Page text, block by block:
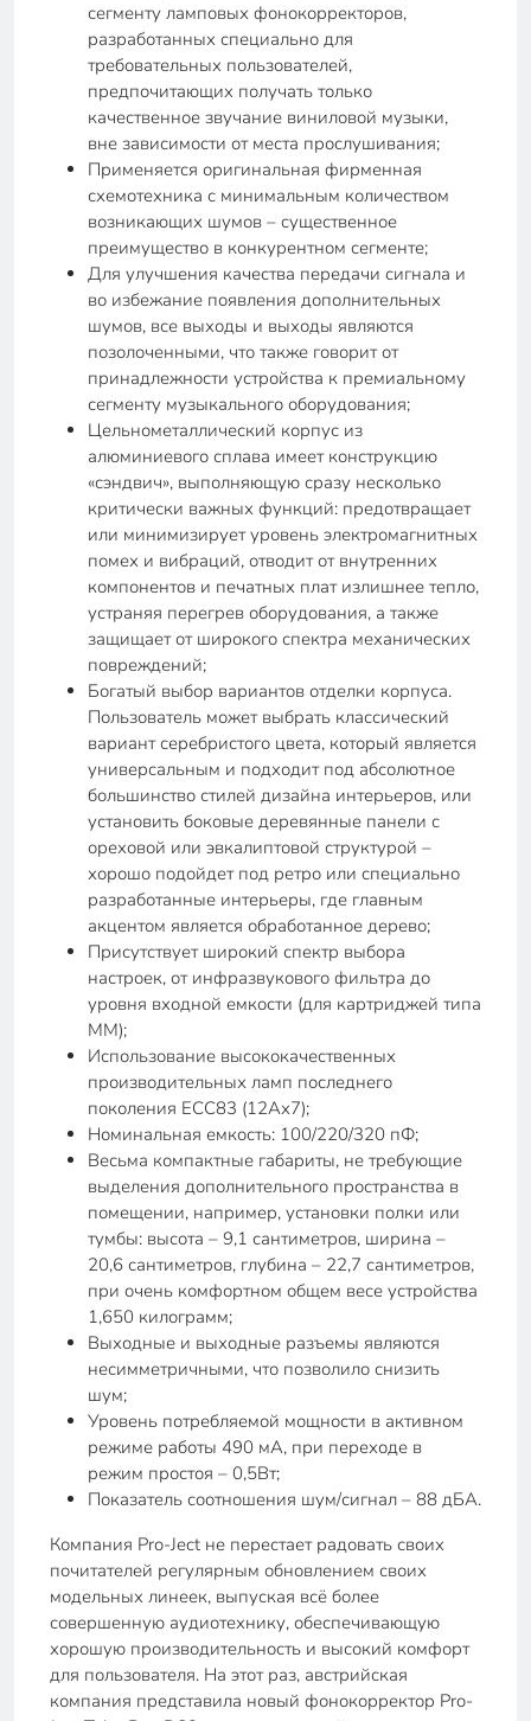
сегменту ламповых фонокорректоров,
разработанных специально для
требовательных пользователей,
предпочитающих получать только
качественное звучание виниловой музыки,
вне зависимости от места прослушивания;
Применяется оригинальная фирменная
схемотехника с минимальным количеством
возникающих шумов – существенное
преимущество в конкурентном сегменте;
Для улучшения качества передачи сигнала и
во избежание появления дополнительных
шумов, все выходы и выходы являются
позолоченными, что также говорит от
принадлежности устройства к премиальному
сегменту музыкального оборудования;
Цельнометаллический корпус из
алюминиевого сплава имеет конструкцию
«сэндвич», выполняющую сразу несколько
критически важных функций: предотвращает
или минимизирует уровень электромагнитных
помех и вибраций, отводит от внутренних
компонентов и печатных плат излишнее тепло,
устраняя перегрев оборудования, а также
защищает от широкого спектра механических
повреждений;
Богатый выбор вариантов отделки корпуса.
Пользователь может выбрать классический
вариант серебристого цвета, который является
универсальным и подходит под абсолютное
большинство стилей дизайна интерьеров, или
установить боковые деревянные панели с
ореховой или эвкалиптовой структурой –
хорошо подойдет под ретро или специально
разработанные интерьеры, где главным
акцентом является обработанное дерево;
Присутствует широкий спектр выбора
настроек, от инфразвукового фильтра до
уровня входной емкости (для картриджей типа
ММ);
Использование высококачественных
производительных ламп последнего
поколения ECC83 (12Ах7);
Номинальная емкость: 100/220/320 пФ;
Весьма компактные габариты, не требующие
выделения дополнительного пространства в
помещении, например, установки полки или
тумбы: высота – 9,1 сантиметров, ширина –
20,6 сантиметров, глубина – 22,7 сантиметров,
при очень комфортном общем весе устройства
1,650 килограмм;
Выходные и выходные разъемы являются
несимметричными, что позволило снизить
шум;
Уровень потребляемой мощности в активном
режиме работы 490 мА, при переходе в
режим простоя – 0,5Вт;
Показатель соотношения шум/сигнал – 88 дБА.
Компания Pro-Ject не перестает радовать своих
почитателей регулярным обновлением своих
модельных линеек, выпуская всё более
совершенную аудиотехнику, обеспечивающую
хорошую производительность и высокий комфорт
для пользователя. На этот раз, австрийская
компания представила новый фонокорректор Pro-